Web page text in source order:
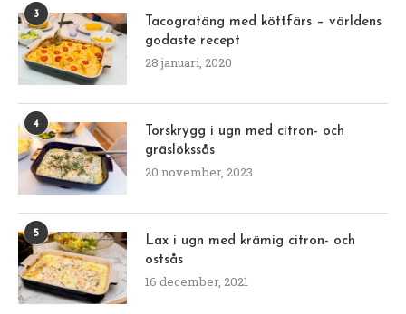
3
Tacogratäng med köttfärs – världens
godaste recept
28 januari, 2020
4
Torskrygg i ugn med citron- och
gräslökssås
20 november, 2023
5
Lax i ugn med krämig citron- och
ostsås
16 december, 2021